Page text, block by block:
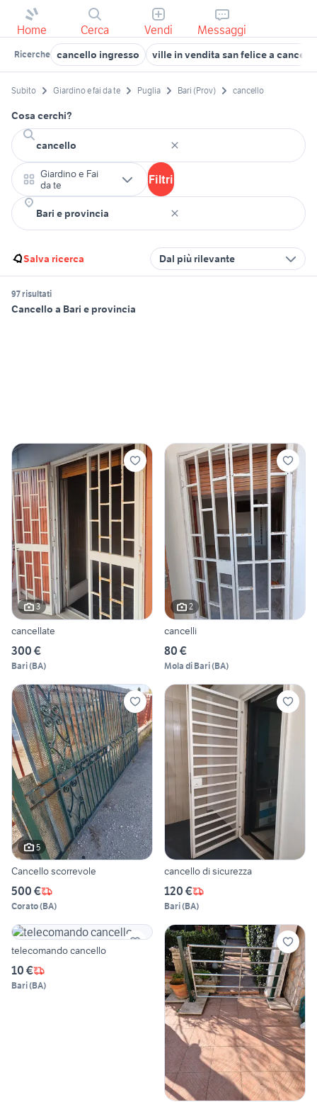
Home Cerca Vendi Messaggi
Ricerche cancello ingresso ville in vendita san felice a cancello
Subito Giardino e fai da te Puglia Bari (Prov) cancello
Cosa cerchi?
Giardino e Fai
da te
Filtri
Salva ricerca Dal più rilevante
97 risultati
Cancello a Bari e provincia
3
cancellate
300 €
Bari(BA)
2
cancelli
80 €
Mola di Bari(BA)
5
Cancello scorrevole
500 €
Corato(BA)
cancello di sicurezza
120 €
Bari(BA)
telecomando cancello
10 €
Bari(BA)